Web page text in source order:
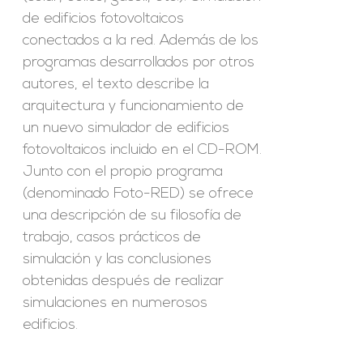
de edificios fotovoltaicos
conectados a la red. Además de los
programas desarrollados por otros
autores, el texto describe la
arquitectura y funcionamiento de
un nuevo simulador de edificios
fotovoltaicos incluido en el CD-ROM.
Junto con el propio programa
(denominado Foto-RED) se ofrece
una descripción de su filosofía de
trabajo, casos prácticos de
simulación y las conclusiones
obtenidas después de realizar
simulaciones en numerosos
edificios.